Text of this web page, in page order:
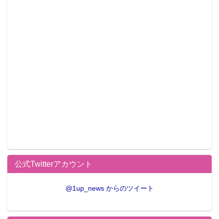
公式Twitterアカウント
@1up_news からのツイート